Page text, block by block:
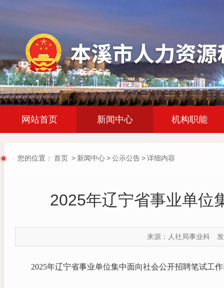
网站首页 新闻中心 机构职能
您的位置： 首页 > 新闻中心>公示公告>详细内容
2025年辽宁省事业单位
来源：人社局事业科
2025年辽宁省事业单位集中面向社会公开招聘笔试工